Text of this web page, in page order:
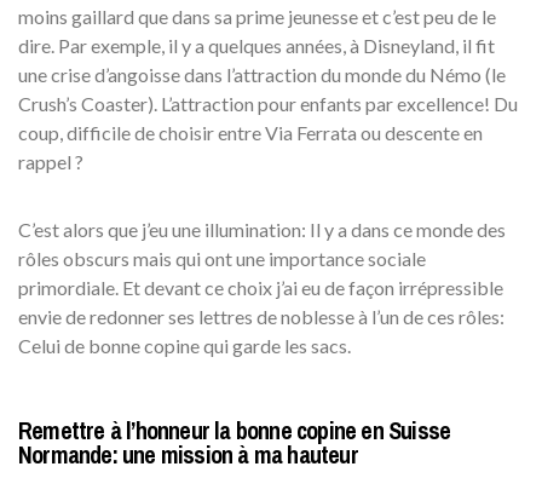
moins gaillard que dans sa prime jeunesse et c’est peu de le
dire. Par exemple, il y a quelques années, à Disneyland, il fit
une crise d’angoisse dans l’attraction du monde du Némo (le
Crush’s Coaster). L’attraction pour enfants par excellence! Du
coup, difficile de choisir entre Via Ferrata ou descente en
rappel ?
C’est alors que j’eu une illumination: Il y a dans ce monde des
rôles obscurs mais qui ont une importance sociale
primordiale. Et devant ce choix j’ai eu de façon irrépressible
envie de redonner ses lettres de noblesse à l’un de ces rôles:
Celui de bonne copine qui garde les sacs.
Remettre à l’honneur la bonne copine en Suisse
Normande: une mission à ma hauteur